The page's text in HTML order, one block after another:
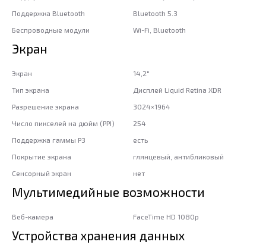
Поддержка Bluetooth
Bluetooth 5.3
Беспроводные модули
Wi-Fi, Bluetooth
Экран
Экран
14,2"
Тип экрана
Дисплей Liquid Retina XDR
Разрешение экрана
3024×1964
Число пикселей на дюйм (PPI)
254
Поддержка гаммы P3
есть
Покрытие экрана
глянцевый, антибликовый
Сенсорный экран
нет
Мультимедийные возможности
Веб-камера FaceTime HD 1080p
Устройства хранения данных